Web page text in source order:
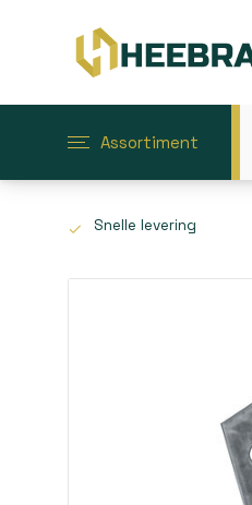
Assortiment
Snelle levering